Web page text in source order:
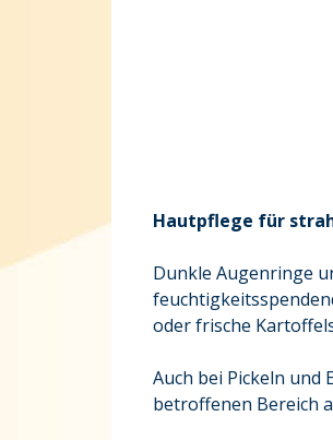
Hautpflege für
Dunkle Augenringe
oder frische
Auch bei Pickeln
betroffenen Bereich